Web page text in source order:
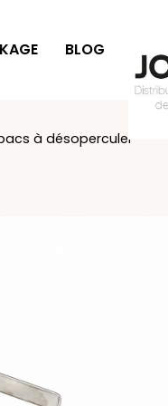
BLOG
à désoperculer